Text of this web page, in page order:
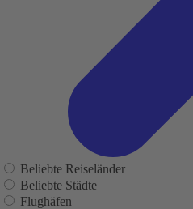
Beliebte Reiseländer
Beliebte Städte
Flughäfen